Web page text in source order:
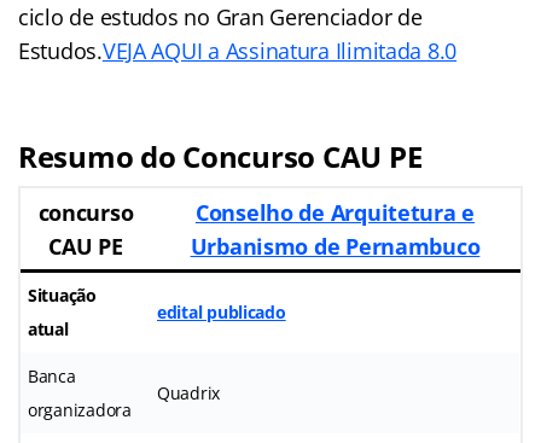
ciclo de estudos no Gran Gerenciador de
Estudos.VEJA AQUI a Assinatura Ilimitada 8.0
Resumo do Concurso CAU PE
concurso
CAU PE
Conselho de Arquitetura e
Urbanismo de Pernambuco
Situação
atual
edital publicado
Banca
organizadora
Quadrix